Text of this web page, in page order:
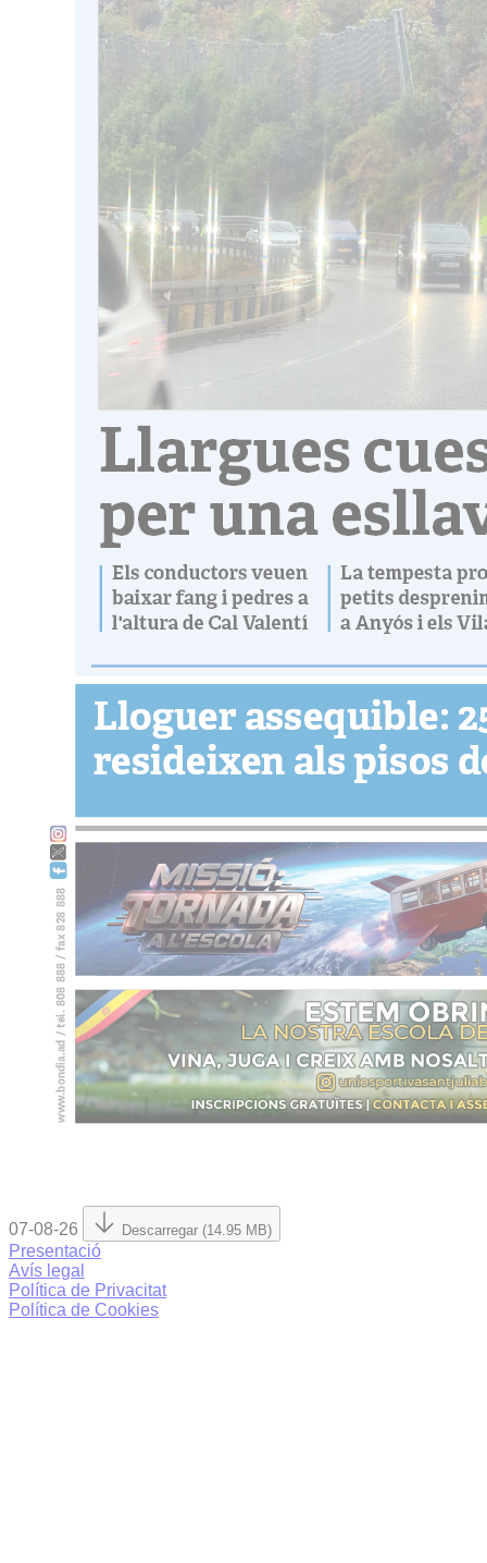
07-08-26 Descarregar (14.95 MB)
Presentació
Avís legal
Política de Privacitat
Política de Cookies